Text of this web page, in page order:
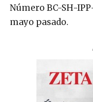
Número BC-SH-
mayo pasado.